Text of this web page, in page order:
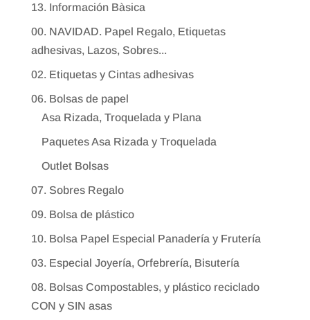
13. Información Bàsica
00. NAVIDAD. Papel Regalo, Etiquetas
adhesivas, Lazos, Sobres...
02. Etiquetas y Cintas adhesivas
06. Bolsas de papel
Asa Rizada, Troquelada y Plana
Paquetes Asa Rizada y Troquelada
Outlet Bolsas
07. Sobres Regalo
09. Bolsa de plástico
10. Bolsa Papel Especial Panadería y Frutería
03. Especial Joyería, Orfebrería, Bisutería
08. Bolsas Compostables, y plástico reciclado
CON y SIN asas